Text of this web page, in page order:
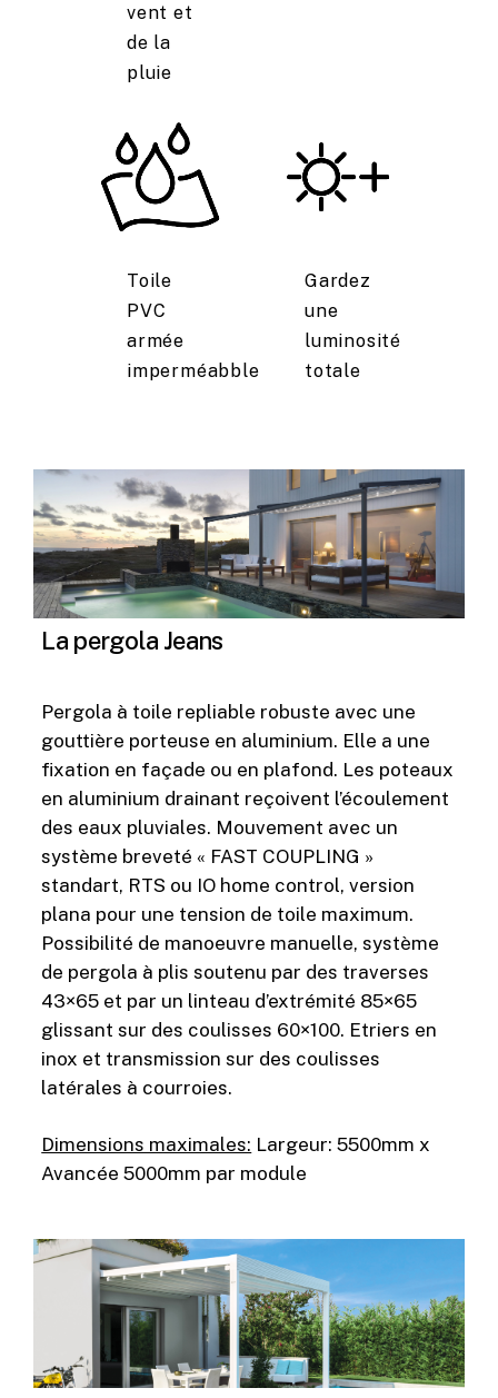
vent et
de la
pluie
Toile
PVC
armée
imperméabble
Gardez
une
luminosité
totale
La pergola Jeans
Pergola à toile repliable robuste avec une
gouttière porteuse en aluminium. Elle a une
fixation en façade ou en plafond. Les poteaux
en aluminium drainant reçoivent l’écoulement
des eaux pluviales. Mouvement avec un
système breveté « FAST COUPLING »
standart, RTS ou IO home control, version
plana pour une tension de toile maximum.
Possibilité de manoeuvre manuelle, système
de pergola à plis soutenu par des traverses
43×65 et par un linteau d’extrémité 85×65
glissant sur des coulisses 60×100. Etriers en
inox et transmission sur des coulisses
latérales à courroies.
Dimensions maximales: Largeur: 5500mm x
Avancée 5000mm par module